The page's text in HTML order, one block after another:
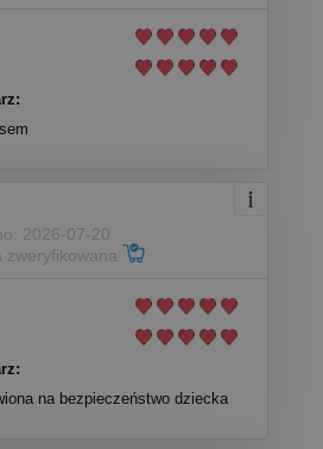
2026-07-20
zweryfikowana
na bezpieczeństwo dziecka